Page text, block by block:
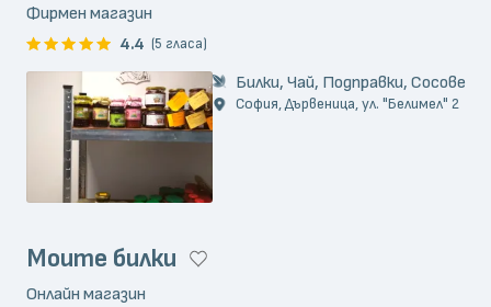
Фирмен магазин
4.4 (5 гласа)
Билки, Чай, Подправки, Сосове
София, Дървеница, ул. "Белимел" 2
Моите билки
Онлайн магазин